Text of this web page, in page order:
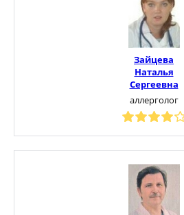
Зайцева
Наталья
Сергеевна
аллерголог